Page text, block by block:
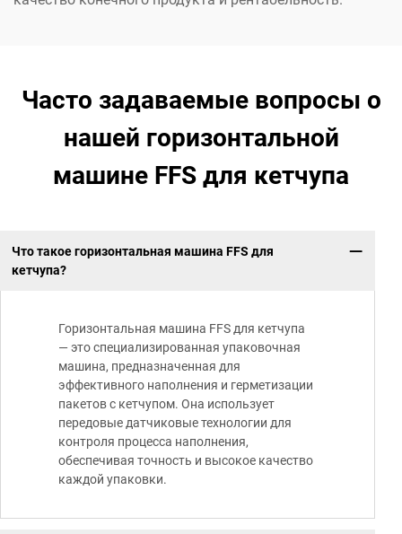
Часто задаваемые вопросы о
нашей горизонтальной
машине FFS для кетчупа
Что такое горизонтальная машина FFS для
кетчупа?
Горизонтальная машина FFS для кетчупа
— это специализированная упаковочная
машина, предназначенная для
эффективного наполнения и герметизации
пакетов с кетчупом. Она использует
передовые датчиковые технологии для
контроля процесса наполнения,
обеспечивая точность и высокое качество
каждой упаковки.